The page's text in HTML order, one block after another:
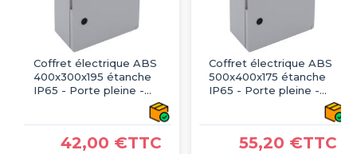
Coffret électrique ABS
400x300x195 étanche
IP65 - Porte pleine -
42,00 €TTC
Coffret électrique ABS
500x400x175 étanche
IP65 - Porte pleine -
55,20 €TTC